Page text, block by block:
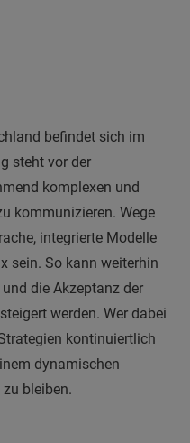
befindet sich im
steht vor der
komplexen und
kommunizieren. Wege
integrierte Modelle
sein. So kann weiterhin
die Akzeptanz der
werden. Wer dabei
kontinuiertlich
dynamischen
bleiben.